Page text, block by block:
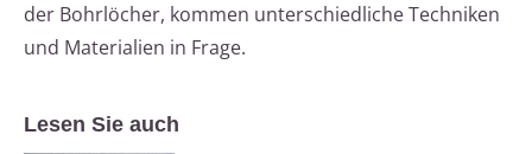
der Bohrlöcher, kommen unterschiedliche Techniken
und Materialien in Frage.
Lesen Sie auch